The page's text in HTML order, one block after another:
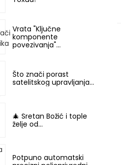
Vrata "Ključne
komponente
povezivanja"...
Što znači porast
satelitskog upravljanja...
🎄 Sretan Božić i tople
želje od...
Potpuno automatski